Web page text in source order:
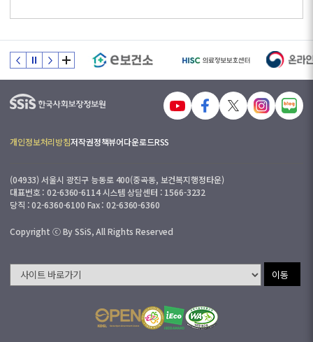
개인정보처리방침저작권정책뷰어다운로드RSS
(04933) 서울시 광진구 능동로 400(중곡동, 보건복지행정타운)
대표번호 : 02-6360-6114 시스템 상담센터 : 1566-3232
당직 : 02-6360-6100 Fax : 02-6360-6360
Copyright ⓒ By SSiS, All Rights Reserved
이동